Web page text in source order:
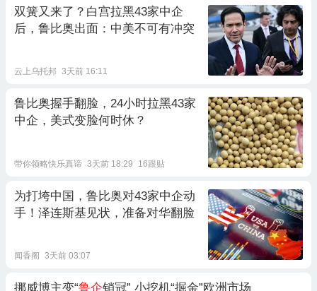
双簧又来了？白宫拉黑43家中企
后，鲁比奥出面：中美不可有冲突
云上乌托邦 3天前 16:11
鲁比奥握手翻脸，24小时拉黑43家
中企，美式变脸何时休？
带你领略快乐真谛 3天前 18:29 16跟贴
为打垮中国，鲁比奥对43家中企动
手！泽连斯基见状，准备对华翻脸
闻香阁 3天前 03:07
挪威博主变“鲁企销冠” 小挖机“掘金”欧洲市场